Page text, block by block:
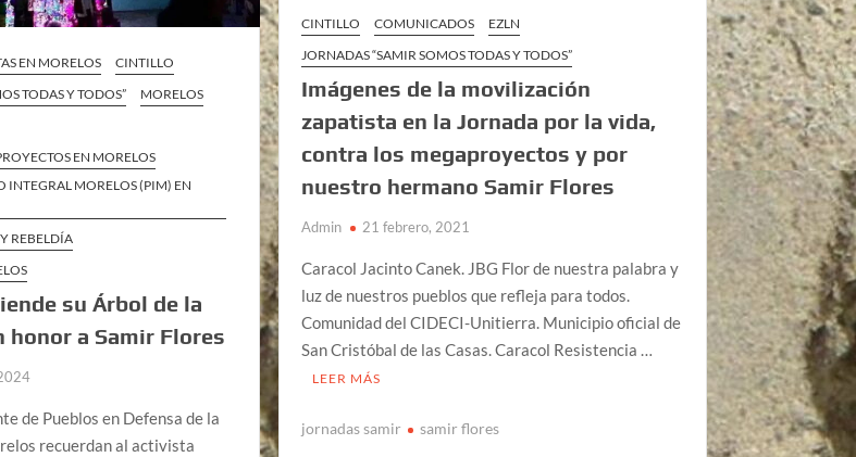
EN MORELOS
CINTILLO
TODAS Y TODOS”
MORELOS
EN MORELOS
INTEGRAL MORELOS (PIM) EN
REBELDÍA
su Árbol de la
honor a Samir Flores
de Pueblos en Defensa de la
recuerdan al activista
CINTILLO COMUNICADOS
EZLN
JORNADAS “SAMIR SOMOS TODAS Y TODOS”
Imágenes de la movilización
zapatista en la Jornada por la vida,
contra los megaproyectos y por
nuestro hermano Samir Flores
Admin 21 febrero, 2021
Caracol Jacinto Canek. JBG Flor de nuestra palabra y
luz de nuestros pueblos que refleja para todos.
Comunidad del CIDECI-Unitierra. Municipio oficial de
San Cristóbal de las Casas. Caracol Resistencia …
LEER MÁS
jornadas samir samir flores